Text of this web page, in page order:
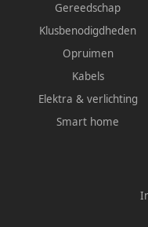
Gereedschap
Klusbenodigdheden
Opruimen
Kabels
Elektra & verlichting
Smart home